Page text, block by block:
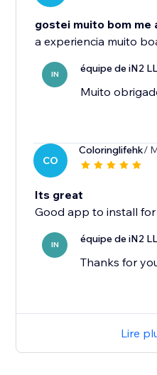
gostei muito bom me
a experiencia muito
IN équipe de iN2
Muito
CO
Coloringlifehk/
Its great
Good app to install
IN équipe de iN2
Thanks for
Lire